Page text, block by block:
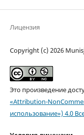
Лицензия
Copyright (c) 2026
Это произведение
«Attribution-
использование») 4.0